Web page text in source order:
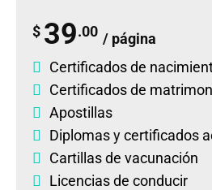
$ 39.00 / página
Certificados de
Certificados de
Apostillas
Diplomasycertificados
Cartillas de vacunación
Licencias de conducir